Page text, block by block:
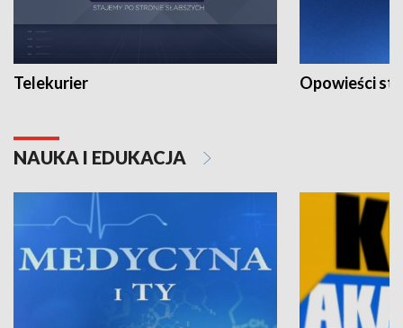
Telekurier Opowieści
NAUKA I EDUKACJA